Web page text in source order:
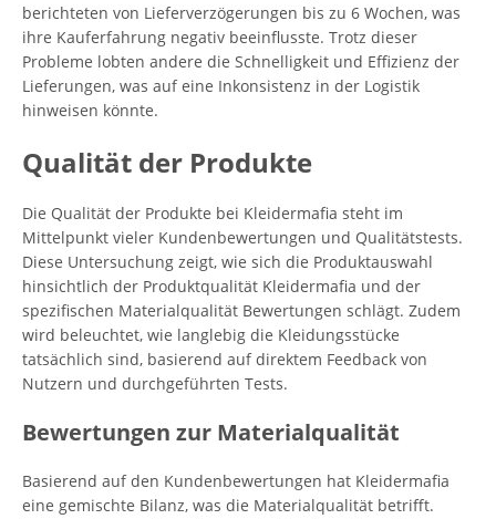
berichteten von Lieferverzögerungen bis zu 6 Wochen, was
ihre Kauferfahrung negativ beeinflusste. Trotz dieser
Probleme lobten andere die Schnelligkeit und Effizienz der
Lieferungen, was auf eine Inkonsistenz in der Logistik
hinweisen könnte.
Qualität der Produkte
Die Qualität der Produkte bei Kleidermafia steht im
Mittelpunkt vieler Kundenbewertungen und Qualitätstests.
Diese Untersuchung zeigt, wie sich die Produktauswahl
hinsichtlich der Produktqualität Kleidermafia und der
spezifischen Materialqualität Bewertungen schlägt. Zudem
wird beleuchtet, wie langlebig die Kleidungsstücke
tatsächlich sind, basierend auf direktem Feedback von
Nutzern und durchgeführten Tests.
Bewertungen zur Materialqualität
Basierend auf den Kundenbewertungen hat Kleidermafia
eine gemischte Bilanz, was die Materialqualität betrifft.